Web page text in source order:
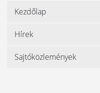
Kezdőlap
Hírek
Sajtóközlemények